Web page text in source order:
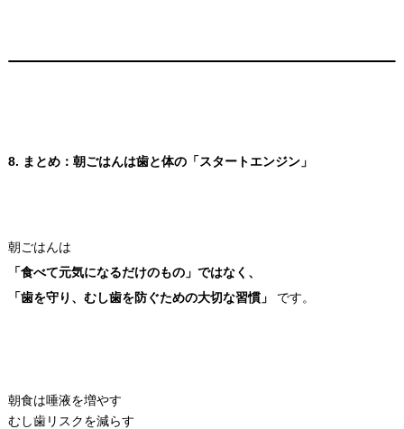
8. まとめ：朝ごはんは歯と体の「スタートエンジン」
朝ごはんは
「食べて元気になるだけのもの」ではなく、
「歯を守り、むし歯を防ぐための大切な習慣」
です。
朝食は唾液を増やす
むし歯リスクを減らす